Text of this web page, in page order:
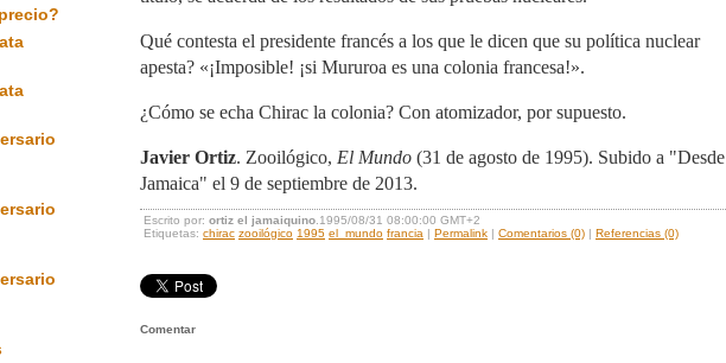
Qué contesta el presidente francés a los que le dicen que su política nuclear
apesta? «¡Imposible! ¡si Mururoa es una colonia francesa!».
¿Cómo se echa Chirac la colonia? Con atomizador, por supuesto.
Javier Ortiz. Zooilógico, El Mundo (31 de agosto de 1995). Subido a "Desde
Jamaica" el 9 de septiembre de 2013.
Escrito por: ortiz el jamaiquino .1995/08/31 08:00:00 GMT+2
Etiquetas: chirac zooilógico 1995 el_mundo francia | Permalink | Comentarios (0) | Referencias (0)
Comentar